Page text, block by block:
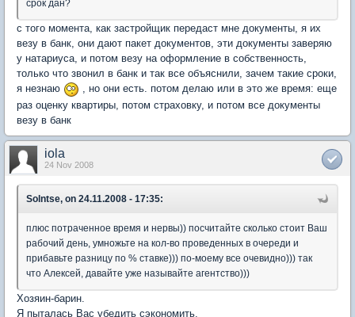
срок дан?
с того момента, как застройщик передаст мне документы, я их
везу в банк, они дают пакет документов, эти документы заверяю
у натариуса, и потом везу на оформление в собственность,
только что звонил в банк и так все объяснили, зачем такие сроки,
я незнаю
, но они есть. потом делаю или в это же время: еще
раз оценку квартиры, потом страховку, и потом все документы
везу в банк
iola
24 Nov 2008
Solntse, on 24.11.2008 - 17:35:
плюс потраченное время и нервы)) посчитайте сколько стоит Ваш
рабочий день, умножьте на кол-во проведенных в очереди и
прибавьте разницу по % ставке))) по-моему все очевидно))) так
что Алексей, давайте уже называйте агентство)))
Хозяин-барин.
Я пыталась Вас убедить сэкономить.